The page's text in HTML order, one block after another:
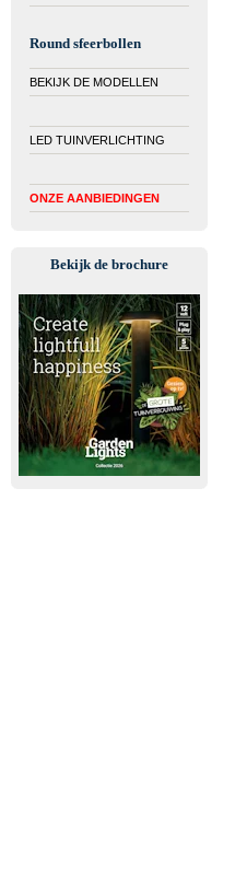
Round sfeerbollen
BEKIJK DE MODELLEN
LED TUINVERLICHTING
ONZE AANBIEDINGEN
Bekijk de brochure